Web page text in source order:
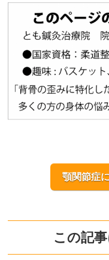
顎関節症
この記